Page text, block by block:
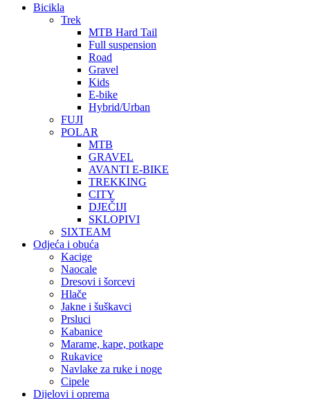
Bicikla
Trek
MTB Hard Tail
Full suspension
Road
Gravel
Kids
E-bike
Hybrid/Urban
FUJI
POLAR
MTB
GRAVEL
AVANTI E-BIKE
TREKKING
CITY
DJEČIJI
SKLOPIVI
SIXTEAM
Odjeća i obuća
Kacige
Naocale
Dresovi i šorcevi
Hlače
Jakne i šuškavci
Prsluci
Kabanice
Marame, kape, potkape
Rukavice
Navlake za ruke i noge
Cipele
Dijelovi i oprema